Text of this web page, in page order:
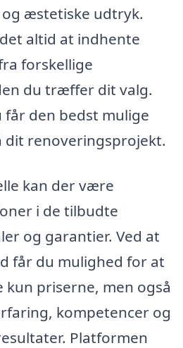
æstetiske udtryk.
altid at indhente
forskellige
du træffer dit valg.
får den bedst mulige
dit renoveringsprojekt.
kan der være
i de tilbudte
og garantier. Ved at
får du mulighed for at
kun priserne, men også
kompetencer og
Platformen